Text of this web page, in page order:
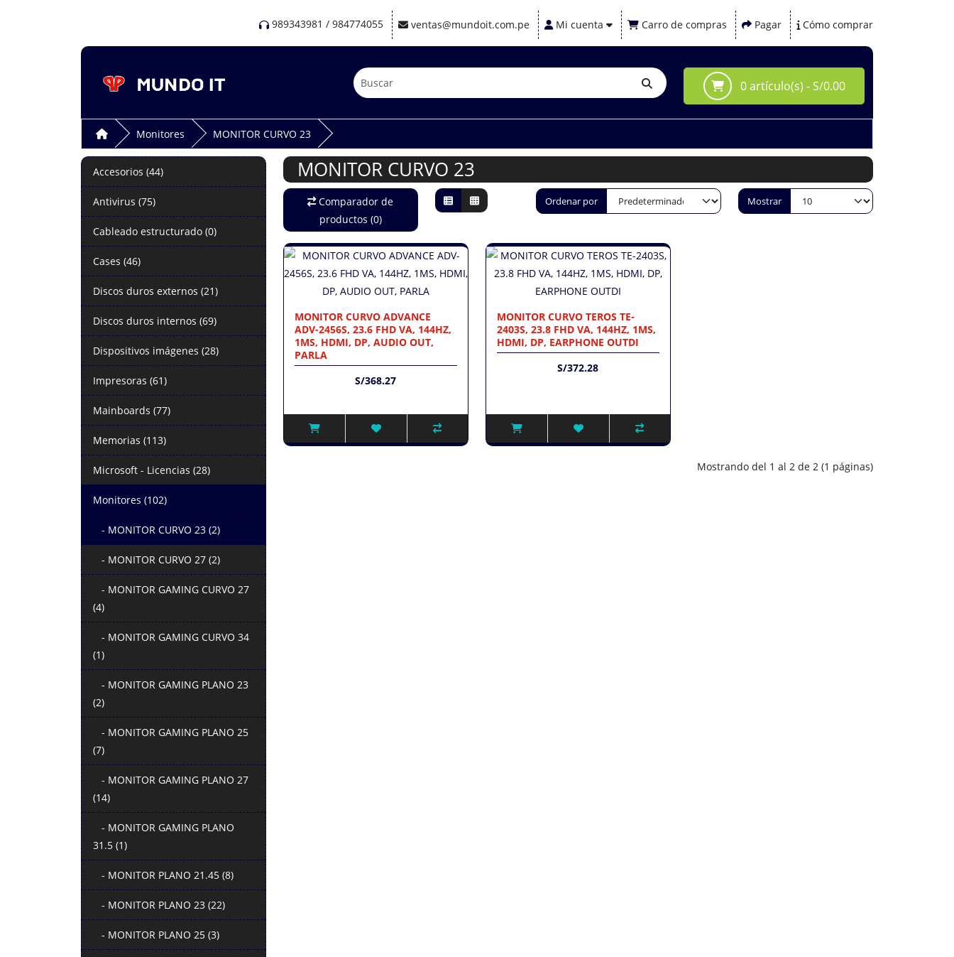
989343981 / 984774055 ventas@mundoit.com.pe Mi cuenta Carro de compras Pagar Cómo comprar
0 artículo(s) - S/0.00
Monitores MONITOR CURVO 23
Accesorios (44)
Antivirus (75)
Cableado estructurado (0)
Cases (46)
Discos duros externos (21)
Discos duros internos (69)
Dispositivos imágenes (28)
Impresoras (61)
Mainboards (77)
Memorias (113)
Microsoft - Licencias (28)
Monitores (102)
- MONITOR CURVO 23 (2)
- MONITOR CURVO 27 (2)
- MONITOR GAMING CURVO 27
(4)
- MONITOR GAMING CURVO 34
(1)
- MONITOR GAMING PLANO 23
(2)
- MONITOR GAMING PLANO 25
(7)
- MONITOR GAMING PLANO 27
(14)
- MONITOR GAMING PLANO
31.5 (1)
- MONITOR PLANO 21.45 (8)
- MONITOR PLANO 23 (22)
- MONITOR PLANO 25 (3)
MONITOR CURVO 23
Comparador de
productos (0)
Ordenar por Mostrar
MONITOR CURVO ADVANCE
ADV-2456S, 23.6 FHD VA, 144HZ,
1MS, HDMI, DP, AUDIO OUT,
PARLA
S/368.27
MONITOR CURVO TEROS TE-
2403S, 23.8 FHD VA, 144HZ, 1MS,
HDMI, DP, EARPHONE OUTDI
S/372.28
Mostrando del 1 al 2 de 2 (1 páginas)